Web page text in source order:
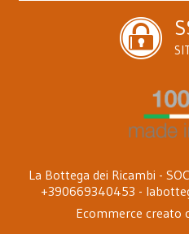
La Bottega dei Ricambi -
+390669340453 -
Ecommerce creato